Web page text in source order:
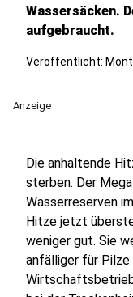
Wassersäcken.
aufgebraucht.
Veröffentlicht:
Anzeige
Die anhaltende
sterben. Der
Wasserreserven
Hitze jetzt
weniger gut. Sie
anfälliger für Pilze